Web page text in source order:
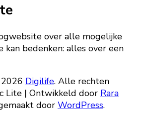
over alle mogelijke
kan bedenken: alles over een
Digilife. Alle rechten
Lite | Ontwikkeld door Rara
door WordPress.